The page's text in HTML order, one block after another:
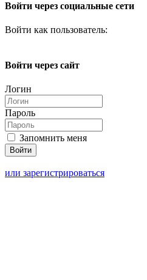
Войти через социальные сети
Войти как пользователь:
Войти через сайт
Логин
Пароль
Запомнить меня
или зарегистрироваться